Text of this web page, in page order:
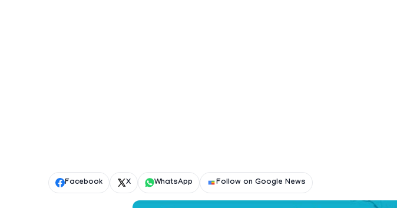
Facebook X WhatsApp Follow on Google News